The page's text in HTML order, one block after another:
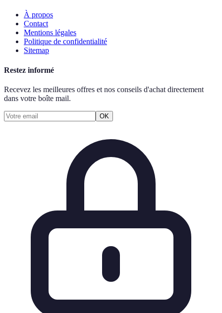
À propos
Contact
Mentions légales
Politique de confidentialité
Sitemap
Restez informé
Recevez les meilleures offres et nos conseils d'achat directement
dans votre boîte mail.
OK